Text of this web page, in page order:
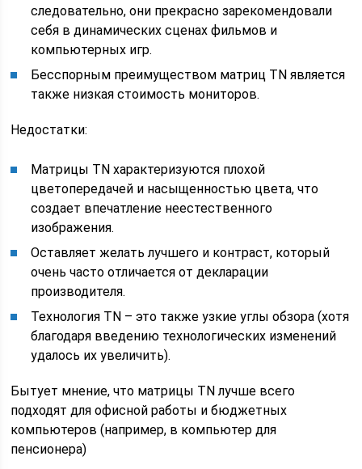
следовательно, они прекрасно зарекомендовали
себя в динамических сценах фильмов и
компьютерных игр.
Бесспорным преимуществом матриц TN является
также низкая стоимость мониторов.
Недостатки:
Матрицы TN характеризуются плохой
цветопередачей и насыщенностью цвета, что
создает впечатление неестественного
изображения.
Оставляет желать лучшего и контраст, который
очень часто отличается от декларации
производителя.
Технология TN – это также узкие углы обзора (хотя
благодаря введению технологических изменений
удалось их увеличить).
Бытует мнение, что матрицы TN лучше всего
подходят для офисной работы и бюджетных
компьютеров (например, в компьютер для
пенсионера)